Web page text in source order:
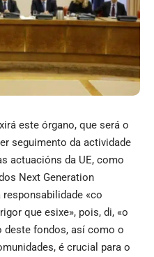
este órgano, que será o
seguimento da actividade
actuacións da UE, como
Next Generation
responsabilidade «co
que esixe», pois, di, «o
deste fondos, así como o
é crucial para o